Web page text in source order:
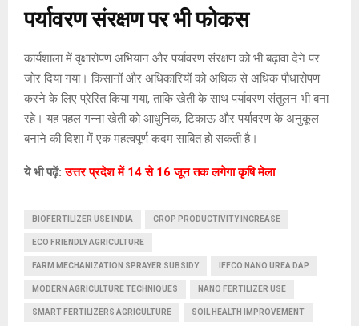
पर्यावरण संरक्षण पर भी फोकस
कार्यशाला में वृक्षारोपण अभियान और पर्यावरण संरक्षण को भी बढ़ावा देने पर
जोर दिया गया। किसानों और अधिकारियों को अधिक से अधिक पौधारोपण
करने के लिए प्रेरित किया गया, ताकि खेती के साथ पर्यावरण संतुलन भी बना
रहे। यह पहल गन्ना खेती को आधुनिक, टिकाऊ और पर्यावरण के अनुकूल
बनाने की दिशा में एक महत्वपूर्ण कदम साबित हो सकती है।
ये भी पढ़ें:उत्तर प्रदेश में 14 से 16 जून तक लगेगा कृषि मेला
BIOFERTILIZER USE INDIA CROP PRODUCTIVITY INCREASE
ECO FRIENDLY AGRICULTURE
FARM MECHANIZATION SPRAYER SUBSIDY IFFCO NANO UREA DAP
MODERN AGRICULTURE TECHNIQUES NANO FERTILIZER USE
SMART FERTILIZERS AGRICULTURE SOIL HEALTH IMPROVEMENT